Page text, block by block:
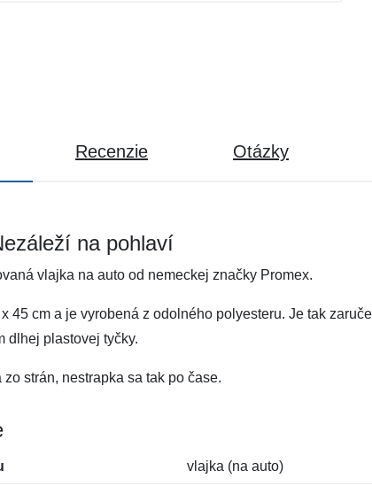
Recenzie Otázky
na pohlaví
vlajka na auto od nemeckej značky Promex.
x 45 cm a je vyrobená z odolného polyesteru. Je tak
dlhej plastovej tyčky.
strán, nestrapka sa tak po čase.
vlajka (na auto)